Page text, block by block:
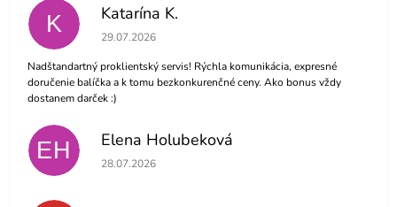
K Katarína K.
Hodnocení obchodu je 5 z 5 hvězdiček.
29.07.2026
Nadštandartný proklientský servis! Rýchla komunikácia, expresné
doručenie balíčka a k tomu bezkonkurenčné ceny. Ako bonus vždy
dostanem darček :)
EH Elena Holubeková
Hodnocení obchodu je 5 z 5 hvězdiček.
28.07.2026